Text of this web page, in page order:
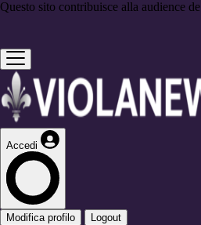
Questo sito contribuisce alla audience de
Accedi
Modifica profilo Logout